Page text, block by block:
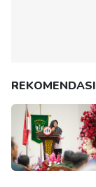
REKOMENDASI